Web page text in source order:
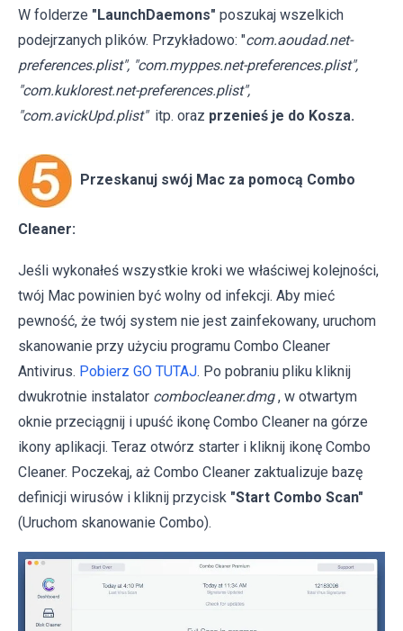
W folderze "LaunchDaemons" poszukaj wszelkich
podejrzanych plików. Przykładowo: "com.aoudad.net-
preferences.plist", "com.myppes.net-preferences.plist",
"com.kuklorest.net-preferences.plist",
"com.avickUpd.plist" itp. oraz przenieś je do Kosza.
Przeskanuj swój Mac za pomocą Combo
Cleaner:
Jeśli wykonałeś wszystkie kroki we właściwej kolejności,
twój Mac powinien być wolny od infekcji. Aby mieć
pewność, że twój system nie jest zainfekowany, uruchom
skanowanie przy użyciu programu Combo Cleaner
Antivirus. Pobierz GO TUTAJ. Po pobraniu pliku kliknij
dwukrotnie instalator combocleaner.dmg , w otwartym
oknie przeciągnij i upuść ikonę Combo Cleaner na górze
ikony aplikacji. Teraz otwórz starter i kliknij ikonę Combo
Cleaner. Poczekaj, aż Combo Cleaner zaktualizuje bazę
definicji wirusów i kliknij przycisk "Start Combo Scan"
(Uruchom skanowanie Combo).